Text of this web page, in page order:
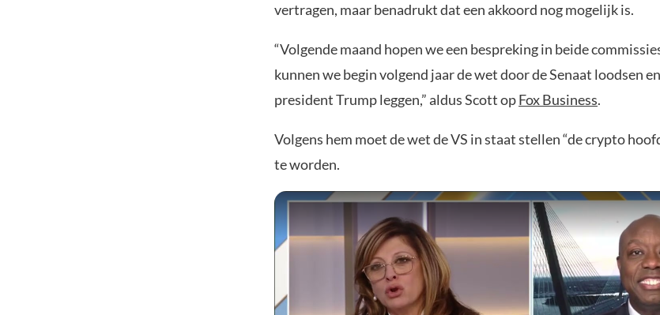
vertragen, maar benadrukt dat een akkoord nog mogelijk is.
“Volgende maand hopen we een bespreking in beide
kunnen we begin volgend jaar de wet door de Senaat loodsen
president Trump leggen,” aldus Scott opFox Business.
Volgens hem moet de wet de VS in staat stellen “de crypto
te worden.